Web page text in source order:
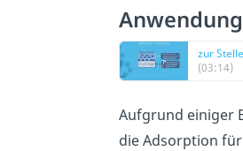
Anwendung
zur
(03:14)
Aufgrund einiger
die Adsorption